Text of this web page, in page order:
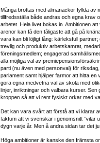
Många brottas med almanackor fyllda av
tillfredsställa både andras och egna krav
arbetet. Hela livet bokas in. Ambitionen
arenor kan få den tåligaste att gå på
vara kan bli löjligt lång: kärleksfull
trevlig och produktiv arbetskamrat,
föreningsmedlem; engagerad
alla möjliga val av
parti (nu även med personval) för
parlament samt hjälper farmor att hitta
göra egna medvetna val av skola med
linjer, inriktningar och valbara kurser.
kroppen så att vi rent fysiskt orkar med
Det kan vara svårt att förstå att vi klarar
faktum att vi svenskar i genomsnitt ”vilar
dygn varje år. Men å andra sidan tar det
Höga ambitioner är kanske den främsta